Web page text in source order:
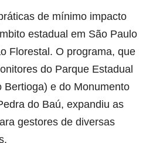
de mínimo impacto
estadual em São Paulo
Florestal. O programa, que
do Parque Estadual
Bertioga) e do Monumento
do Baú, expandiu as
gestores de diversas